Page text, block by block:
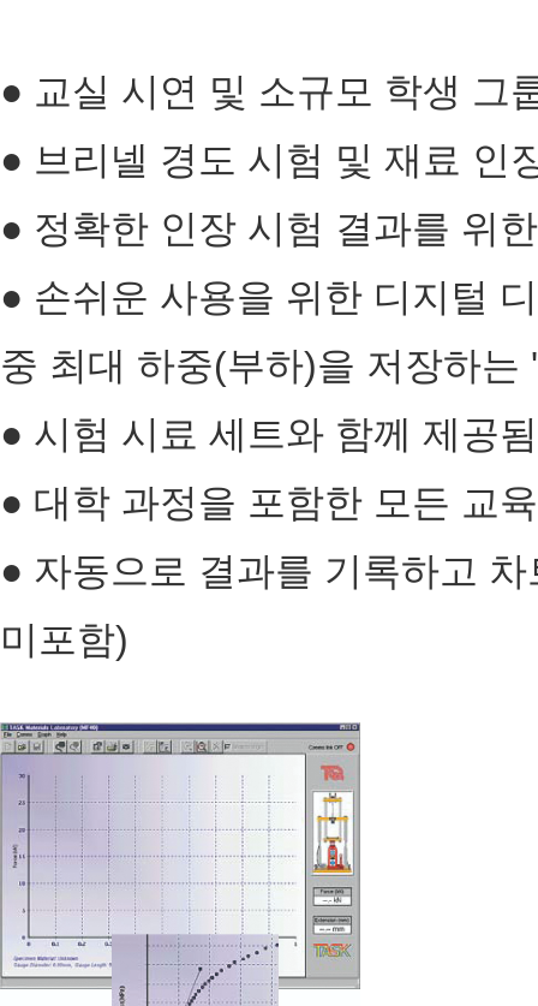
● 교실 시연 및 소규모 학생 그
● 브리넬 경도 시험 및 재료 인
● 정확한 인장 시험 결과를 위
● 손쉬운 사용을 위한 디지털
중 최대 하중(부하)을 저장하는
● 시험 시료 세트와 함께 제공
● 대학 과정을 포함한 모든 교
● 자동으로 결과를 기록하고
미포함)